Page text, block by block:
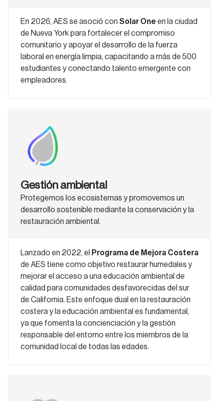
En 2026, AES se asoció con Solar Oneen la ciudad
de Nueva York para fortalecer el compromiso
comunitario y apoyar el desarrollo de la fuerza
laboral en energía limpia, capacitando a más de 500
estudiantes y conectando talento emergente con
empleadores.
Gestión ambiental
Protegemos los ecosistemas y promovemos un
desarrollo sostenible mediante la conservación y la
restauración ambiental.
Lanzado en 2022, el
Programa de Mejora Costera
de AES tiene como objetivo restaurar humedales y
mejorar el acceso a una educación ambiental de
calidad para comunidades desfavorecidas del sur
de California. Este enfoque dual en la restauración
costera y la educación ambiental es fundamental,
ya que fomenta la concienciación y la gestión
responsable del entorno entre los miembros de la
comunidad local de todas las edades.